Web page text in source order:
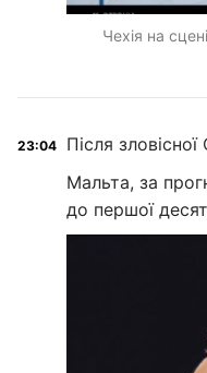
Чехія на
23:04
Після
Мальта, за
до першої